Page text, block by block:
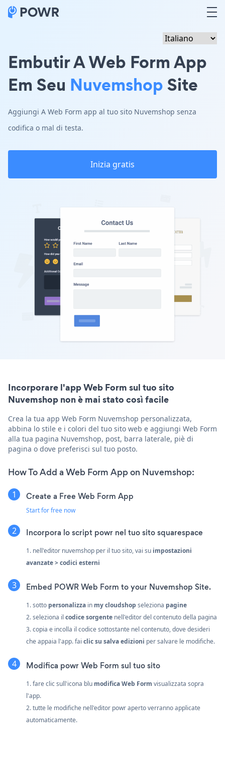
Embutir A Web Form App
Em Seu NuvemshopSite
Aggiungi A Web Form app al tuo sito Nuvemshop senza
codifica o mal di testa.
Inizia gratis
Incorporare l'app Web Form sul tuo sito
Nuvemshop non è mai stato così facile
Crea la tua app Web Form Nuvemshop personalizzata,
abbina lo stile e i colori del tuo sito web e aggiungi Web Form
alla tua pagina Nuvemshop, post, barra laterale, piè di
pagina o dove preferisci sul tuo posto.
How To Add a Web Form App on Nuvemshop:
Create a Free Web Form App
Start for free now
Incorpora lo script powr nel tuo sito squarespace
1. nell'editor nuvemshop per il tuo sito, vai su impostazioni
avanzate > codici esterni
Embed POWR Web Form to your Nuvemshop Site.
1. sotto personalizza in my cloudshop seleziona pagine
2. seleziona il codice sorgente nell'editor del contenuto della pagina
3. copia e incolla il codice sottostante nel contenuto, dove desideri
che appaia l'app. fai clic su salva edizioni per salvare le modifiche.
Modifica powr Web Form sul tuo sito
1. fare clic sull'icona blu modifica Web Form visualizzata sopra
l'app.
2. tutte le modifiche nell'editor powr aperto verranno applicate
automaticamente.